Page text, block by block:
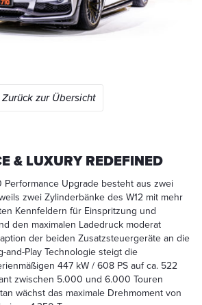
Zurück zur Übersicht
& LUXURY REDEFINED
Performance Upgrade besteht aus zwei
zwei Zylinderbänke des W12 mit mehr
Kennfeldern für Einspritzung und
den maximalen Ladedruck moderat
der beiden Zusatzsteuergeräte an die
and-Play Technologie steigt die
447 kW / 608 PS auf ca. 522
zwischen 5.000 und 6.000 Touren
wächst das maximale Drehmoment von